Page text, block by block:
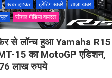
खबर हटकर ट्रेंडिंग खबरें
ताज़ा ख़बर
सोशल मीडिया वायरल
से लॉन्च हुआ Yamaha R15
15 का MotoGP एडिशन,
लाख रुपये